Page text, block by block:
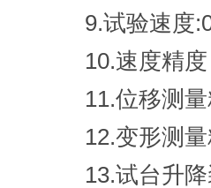
9.试验速度
10.速度精
11.位移测
12.变形测
13.试台升